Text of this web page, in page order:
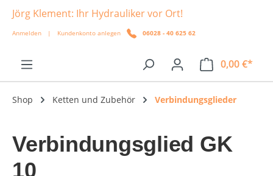
springen
Jörg Klement: Ihr Hydrauliker vor Ort!
Anmelden | Kundenkonto anlegen 06028 - 40 625 62
0,00 €*
Shop Ketten und Zubehör Verbindungsglieder
Verbindungsglied GK
10